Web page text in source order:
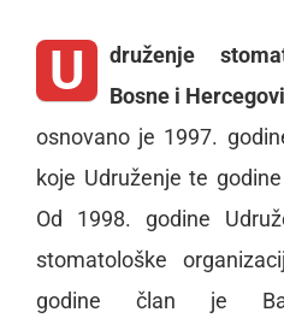
U
druženje
Bosne i
osnovano je 1997.
koje Udruženje te
Od 1998. godine
stomatološke
godine član je